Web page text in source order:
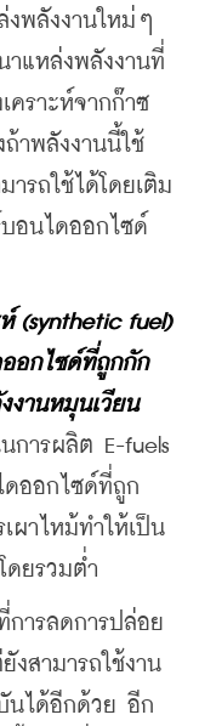
งพลังงานใหม่ๆ
แหล่งพลังงานที่
คราะห์จากก๊าซ
าพลังงานนี้ใช้
ารถใช้ได้โดยเติม
บอนไดออกไซด์
ห์ (synthetic fuel)
อกไซด์ที่ถูกกัก
งานหมุนเวียน
การผลิต E-fuels
ดออกไซด์ที่ถูก
ผาไหม้ทำให้เป็น
ดยรวมต่ำ
ารลดการปล่อย
งสามารถใช้งาน
นได้อีกด้วย อีก